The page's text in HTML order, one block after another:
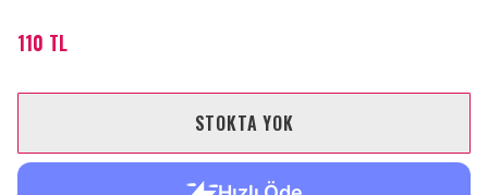
110 TL
STOKTA YOK